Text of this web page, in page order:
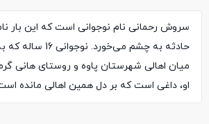
سروش رحمانی نام نوجوانی است که این بار
حادثه به چشم
میان اهالی شهرستان پاوه و روستای هانی
او، داغی است که بر دل همین اهالی مانده